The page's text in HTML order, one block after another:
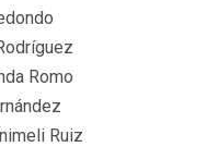
Romo
Ruiz